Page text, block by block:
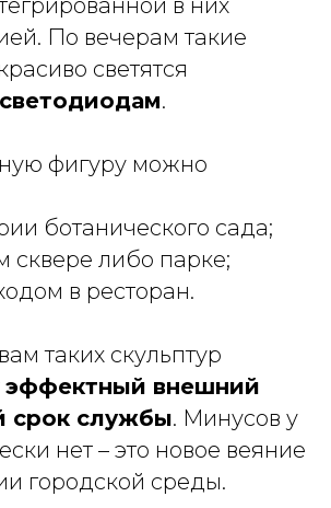
в них
По вечерам такие
светятся
.
фигуру можно
ботанического сада;
сквере либо парке;
в ресторан.
таких скульптур
эффектный внешний
срок службы. Минусов у
нет – это новое веяние
городской среды.